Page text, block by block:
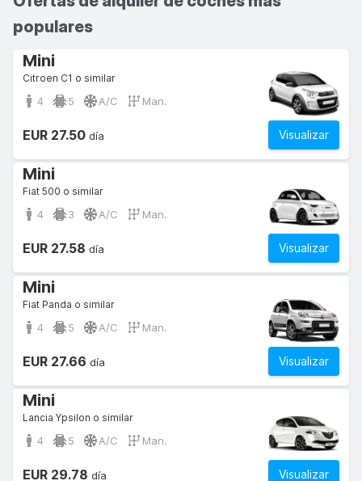
populares
Mini
Citroen C1 o similar
4 5 A/C Man.
Visualizar
EUR 27.50 día
Mini
Fiat 500 o similar
4 3 A/C Man.
Visualizar
EUR 27.58 día
Mini
Fiat Panda o similar
4 5 A/C Man.
Visualizar
EUR 27.66 día
Mini
Lancia Ypsilon o similar
4 5 A/C Man.
Visualizar
EUR 29.78 día